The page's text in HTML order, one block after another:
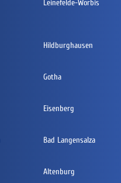
Leinefelde-Worbis
Hildburghausen
Gotha
Eisenberg
Bad Langensalza
Altenburg